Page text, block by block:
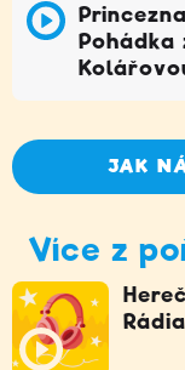
Pohádka
JAK
Více z